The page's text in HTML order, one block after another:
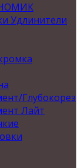
Удлинители
Глубокорез
Лайт